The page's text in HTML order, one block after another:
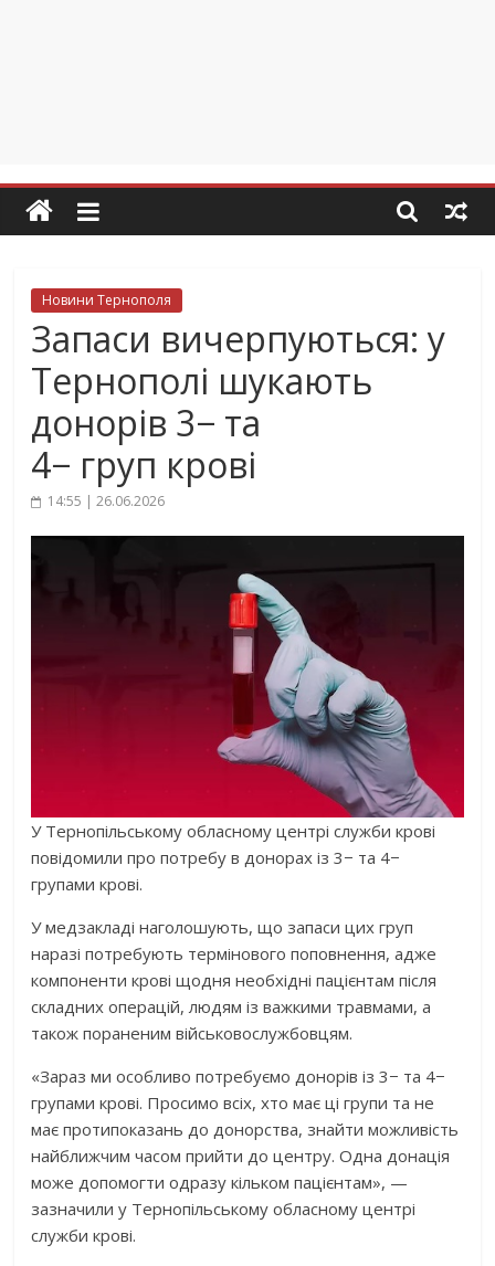
Новини Тернополя
Запаси вичерпуються: у
Тернополі шукають
донорів 3− та
4− груп крові
14:55 | 26.06.2026
У Тернопільському обласному центрі служби крові
повідомили пропотребу в донорах із 3− та 4−
групами крові.
Умедзакладі наголошують, що запаси цих груп
наразі потребують термінового поповнення, адже
компоненти крові щодня необхідні пацієнтам після
складних операцій, людям із важкими травмами, а
також пораненим військовослужбовцям.
«Зараз ми особливо потребуємо донорів із 3− та 4−
групами крові. Просимо всіх, хто має ці групи та не
має протипоказань до донорства, знайти можливість
найближчим часом прийти до центру. Однадонація
може допомогти одразу кільком пацієнтам», —
зазначили у Тернопільському обласному центрі
служби крові.